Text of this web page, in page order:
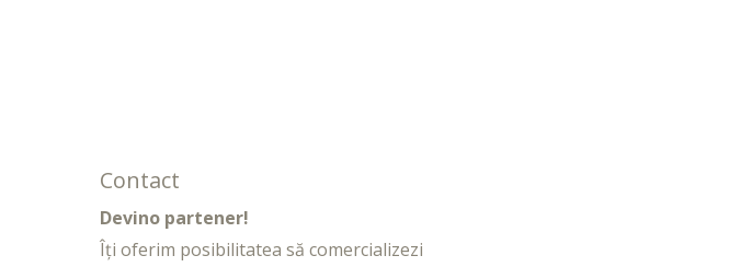
Contact
Devino partener!
Îți oferim posibilitatea să comercializezi